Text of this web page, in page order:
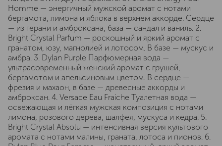
Homme — энергичный мужской аромат с нотами
бергамота, лимона и яблока в верхнем аккорде. Сердце
— из герани и амброксана, база — сандал и ваниль. 2.
Bright Crystal Parfum — роскошный и яркий аромат с
гранатом, юзу, магнолией и лотосом. В базе — мускус и
амбра. 3. Dylan Purple Парфюмерная вода —
ультрасовременный женский аромат с грушей,
бергамотом и апельсиновым цветом. В сердце —
фрезия и махаон, в базе — древесные аккорды и
амброксан. 4. Versace Eau Fraiche Туалетная вода —
освежающая и лёгкая мужская композиция с нотами
лимона, розового дерева, шалфея, мускуса и кедра. 5.
Bright Crystal Absolu — интенсивная версия культового
аромата с нотами малины, граната, лотоса и пионов. 6.